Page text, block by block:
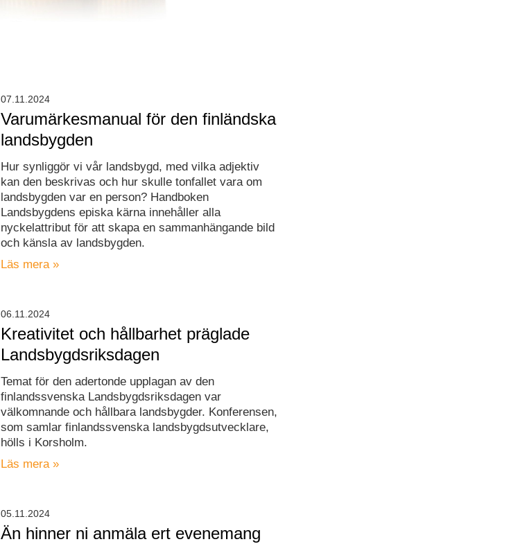
Varumärkesmanual för den finländska
landsbygden
Hur synliggör vi vår landsbygd, med vilka adjektiv
kan den beskrivas och hur skulle tonfallet vara om
landsbygden var en person? Handboken
Landsbygdens episka kärna innehåller alla
nyckelattribut för att skapa en sammanhängande bild
och känsla av landsbygden.
Läs mera »
07.11.2024
Kreativitet och hållbarhet präglade
Landsbygdsriksdagen
Temat för den adertonde upplagan av den
finlandssvenska Landsbygdsriksdagen var
välkomnande och hållbara landsbygder. Konferensen,
som samlar finlandssvenska landsbygdsutvecklare,
hölls i Korsholm.
Läs mera »
06.11.2024
Än hinner ni anmäla ert evenemang
05.11.2024